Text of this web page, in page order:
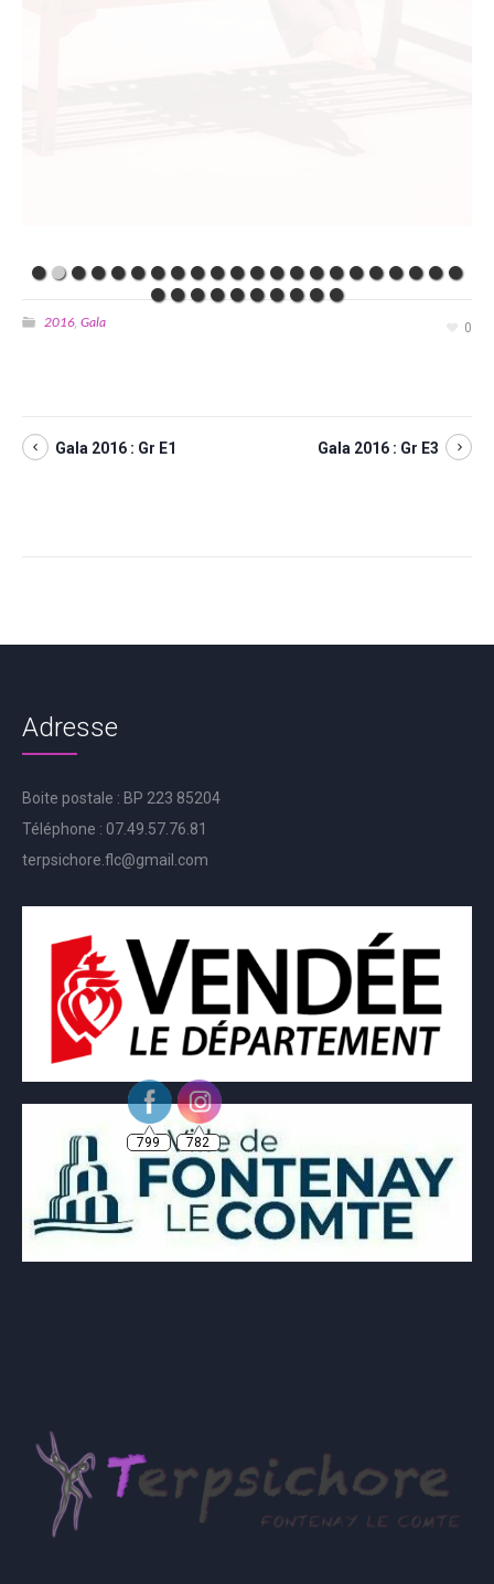
0
2016 Gala
Gala 2016 : Gr E1 Gala 2016 : Gr E3
Adresse
Boite postale : BP 223 85204
Téléphone : 07.49.57.76.81
terpsichore.flc@gmail.com
799 782